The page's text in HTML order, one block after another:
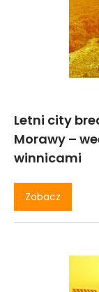
Letni city
Morawy –
winnicami
Zobacz